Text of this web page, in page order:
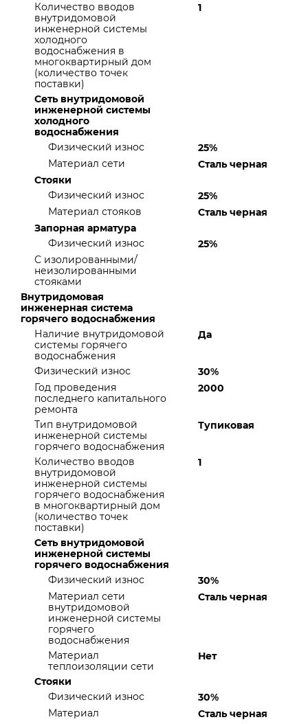
Количество вводов
внутридомовой
инженерной системы
холодного
водоснабжения в
многоквартирный дом
(количество точек
поставки)
1
Сеть внутридомовой
инженерной системы
холодного
водоснабжения
Физический износ
25%
Материал сети
Сталь черная
Стояки
Физический износ
25%
Материал стояков
Сталь черная
Запорная арматура
Физический износ
25%
С изолированными/
неизолированными
стояками
Внутридомовая
инженерная система
горячего водоснабжения
Наличие внутридомовой
системы горячего
водоснабжения
Да
Физический износ
30%
Год проведения
последнего капитального
ремонта
2000
Тип внутридомовой
инженерной системы
горячего водоснабжения
Тупиковая
Количество вводов
внутридомовой
инженерной системы
горячего водоснабжения
в многоквартирный дом
(количество точек
поставки)
1
Сеть внутридомовой
инженерной системы
горячего водоснабжения
Физический износ
30%
Материал сети
внутридомовой
инженерной системы
горячего
водоснабжения
Сталь черная
Материал
теплоизоляции сети
Нет
Стояки
Физический износ
30%
Материал
Сталь черная